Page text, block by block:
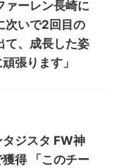
ァーレン長崎に
次いで2回目の
て、成長した姿
張ります」
ジスタ FW神
得 「このチー